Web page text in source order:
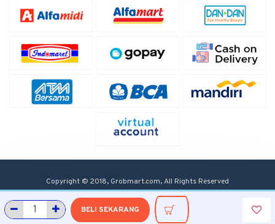
BELI SEKARANG
Copyright © 2018, Grobmart.com, All Rights Reserved